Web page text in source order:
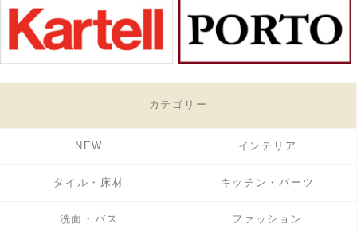
カテゴリー
NEW インテリア
タイル・床材 キッチン・パーツ
洗面・バス ファッション